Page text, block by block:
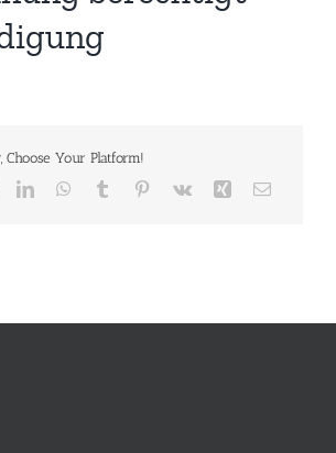
Choose Your Platform!
LinkedInWhatsApp
Tumblr Pinterest
Vk Xing E-